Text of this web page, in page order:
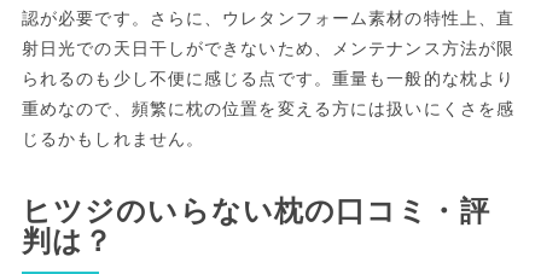
認が必要です。さらに、ウレタンフォーム素材の特性上、直
射日光での天日干しができないため、メンテナンス方法が限
られるのも少し不便に感じる点です。重量も一般的な枕より
重めなので、頻繁に枕の位置を変える方には扱いにくさを感
じるかもしれません。
ヒツジのいらない枕の口コミ・評
判は？